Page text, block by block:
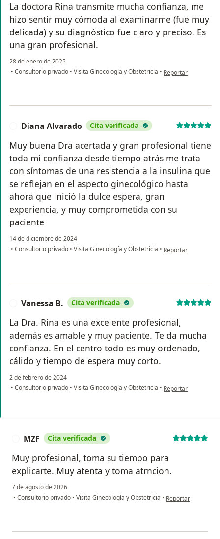
La doctora Rina transmite mucha confianza, me
hizo sentir muy cómoda al examinarme (fue muy
delicada) y su diagnóstico fue claro y preciso. Es
una gran profesional.
28 de enero de 2025
• Consultorio privado • Visita Ginecología y Obstetricia • en opinión del
Reportar
Diana Alvarado Cita verificada
Muy buena Dra acertada y gran profesional tiene
toda mi confianza desde tiempo atrás me trata
con síntomas de una resistencia a la insulina que
se reflejan en el aspecto ginecológico hasta
ahora que inició la dulce espera, gran
experiencia, y muy comprometida con su
paciente
14 de diciembre de 2024
• Consultorio privado • Visita Ginecología y Obstetricia • en opinión del
Reportar
Vanessa B. Cita verificada
La Dra. Rina es una excelente profesional,
además es amable y muy paciente. Te da mucha
confianza. En el centro todo es muy ordenado,
cálido y tiempo de espera muy corto.
2 de febrero de 2024
• Consultorio privado • Visita Ginecología y Obstetricia • en opinión del
Reportar
MZF Cita verificada
Muy profesional, toma su tiempo para
explicarte. Muy atenta y toma atrncion.
7 de agosto de 2026
• Consultorio privado • Visita Ginecología y Obstetricia • en opinión del
Reportar